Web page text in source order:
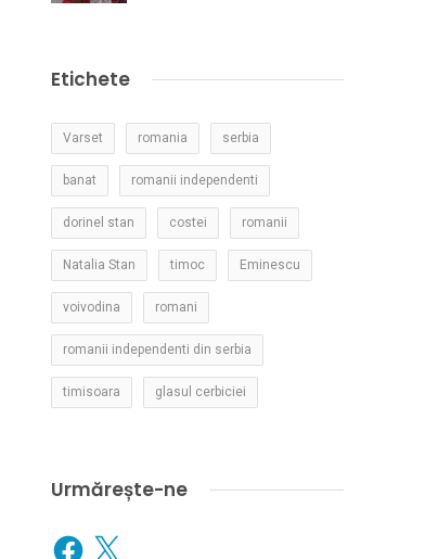
Etichete
Varset romania serbia
banat romanii independenti
dorinel stan costei romanii
Natalia Stan timoc Eminescu
voivodina romani
romanii independenti din serbia
timisoara glasul cerbiciei
Urmărește-ne
Facebook
X